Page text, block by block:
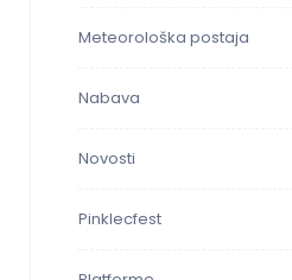
Meteorološka postaja
Nabava
Novosti
Pinklecfest